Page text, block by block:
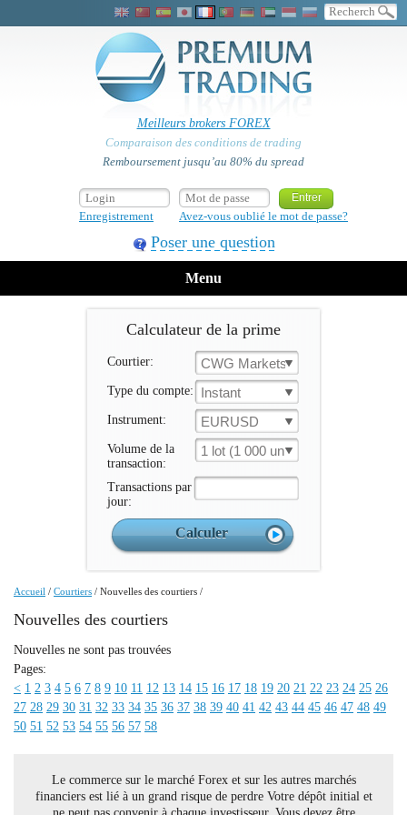
Meilleurs brokers FOREX
Comparaison des conditions de trading
Remboursement jusqu’au 80% du spread
Enregistrement Avez-vous oublié le mot de passe?
Poser une question
Menu
Calculateur de la prime
Courtier: CWG Markets
Type du compte: Instant
Instrument: EURUSD
Volume de la
transaction:
1 lot (1 000 un.)
Transactions par
jour:
Accueil / Courtiers / Nouvelles des courtiers /
Nouvelles des courtiers
Nouvelles ne sont pas trouvées
Pages:
< 1 2 3 4 5 6 7 8 9 10 11 12 13 14 15 16 17 18 19 20 21 22 23 24 25 26
27 28 29 30 31 32 33 34 35 36 37 38 39 40 41 42 43 44 45 46 47 48 49
50 51 52 53 54 55 56 57 58
Le commerce sur le marché Forex et sur les autres marchés
financiers est lié à un grand risque de perdre Votre dépôt initial et